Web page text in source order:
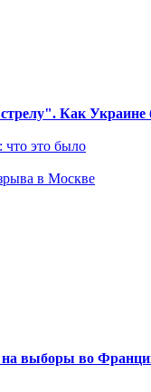
Как Украине
что это было
в Москве
на выборы во